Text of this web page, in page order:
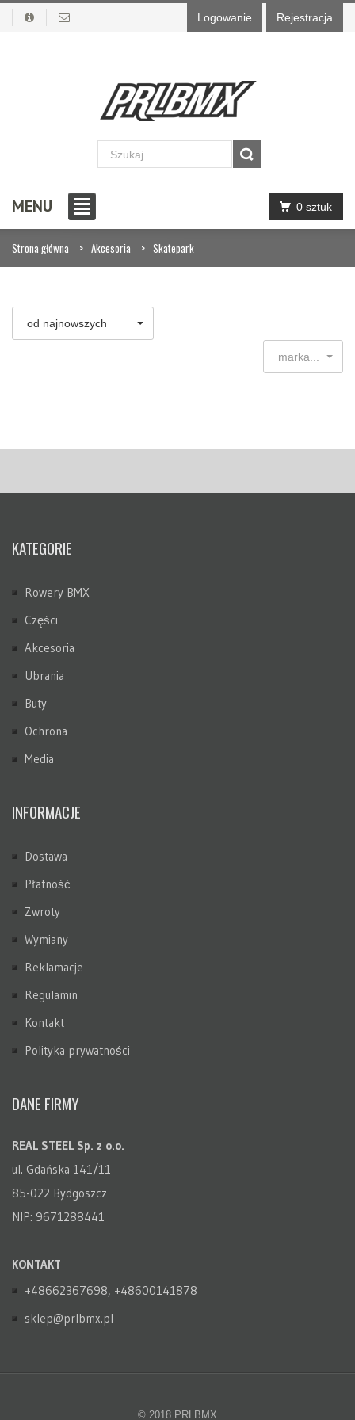
Logowanie Rejestracja
0 sztuk
MENU
Strona główna Akcesoria Skatepark
od najnowszych
marka...
KATEGORIE
Rowery BMX
Części
Akcesoria
Ubrania
Buty
Ochrona
Media
INFORMACJE
Dostawa
Płatność
Zwroty
Wymiany
Reklamacje
Regulamin
Kontakt
Polityka prywatności
DANE FIRMY
REAL STEEL Sp. z o.o.
ul. Gdańska 141/11
85-022 Bydgoszcz
NIP: 9671288441
KONTAKT
+48662367698, +48600141878
sklep@prlbmx.pl
© 2018 PRLBMX